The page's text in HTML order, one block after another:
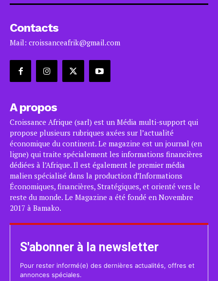
Contacts
Mail: croissanceafrik@gmail.com
A propos
Croissance Afrique (sarl) est un Média multi-support qui
propose plusieurs rubriques axées sur l’actualité
économique du continent. Le magazine est un journal (en
ligne) qui traite spécialement les informations financières
dédiées à l’Afrique. Il est également le premier média
malien spécialisé dans la production d’Informations
Économiques, financières, Stratégiques, et orienté vers le
reste du monde. Le Magazine a été fondé en Novembre
2017 à Bamako.
S'abonner à la newsletter
Pour rester informé(e) des dernières actualités, offres et
annonces spéciales.